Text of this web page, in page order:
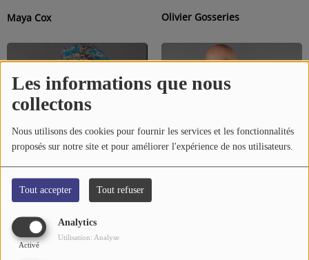
Les informations que nous
collectons
Nous utilisons des cookies pour fournir les services et les fonctionnalités
proposés sur notre site et pour améliorer l'expérience de nos utilisateurs.
Tout accepter Tout refuser
Analytics
Activé
Utilisation: Analyse
A PROPOS DE NOUS
Maya Cox Olivier Gosseries
Gibo Rosin